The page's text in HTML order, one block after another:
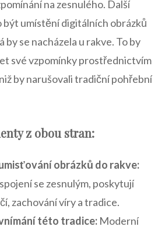
na zesnulého.⁤ Další⁣
být umístění digitálních obrázků
by se nacházela‌ u rakve. To by
své vzpomínky prostřednictvím
by‍ narušovali tradiční pohřební⁣
z obou‌ stran:
obrázků do‍ rakve:
se zesnulým, poskytují
zachování víry a tradice.
této tradice: Moderní